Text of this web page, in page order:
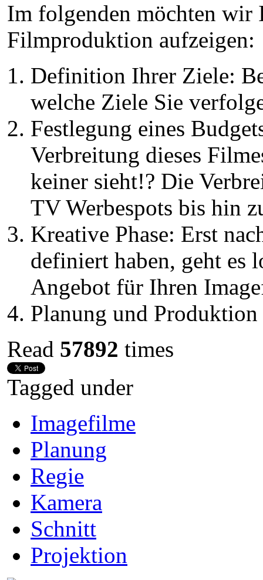
Im folgenden möchten
Filmproduktion aufzeigen:
Definition Ihrer Ziele:
welche Ziele Sie
Festlegung eines
Verbreitung dieses
keiner sieht!? Die
TV Werbespots bis hin
Kreative Phase: Erst
definiert haben, geht es
Angebot für Ihren
Planung und
Read 57892 times
Tagged under
Imagefilme
Planung
Regie
Kamera
Schnitt
Projektion